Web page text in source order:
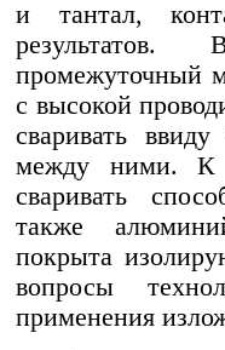
и тантал,
промежуточный
с высокой
сваривать
между ними. К
сваривать
также
покрыта
вопросы
применения